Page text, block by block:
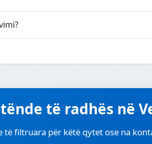
të radhës në
të filtruara për këtë qytet ose na